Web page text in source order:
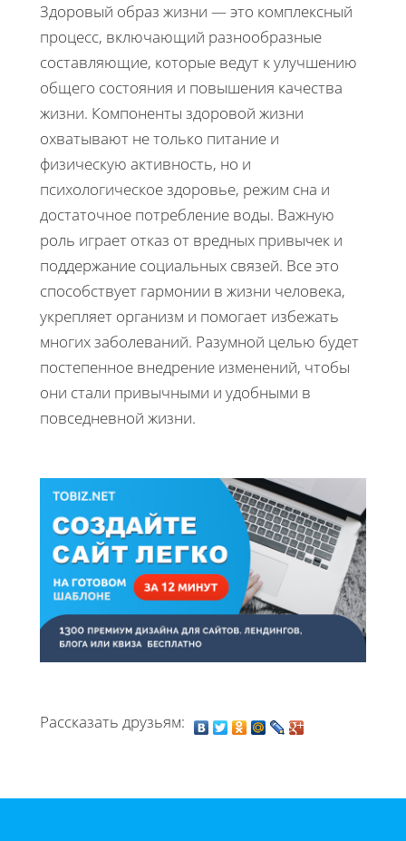
Здоровый образ жизни — это комплексный
процесс, включающий разнообразные
составляющие, которые ведут к улучшению
общего состояния и повышения качества
жизни. Компоненты здоровой жизни
охватывают не только питание и
физическую активность, но и
психологическое здоровье, режим сна и
достаточное потребление воды. Важную
роль играет отказ от вредных привычек и
поддержание социальных связей. Все это
способствует гармонии в жизни человека,
укрепляет организм и помогает избежать
многих заболеваний. Разумной целью будет
постепенное внедрение изменений, чтобы
они стали привычными и удобными в
повседневной жизни.
Рассказать друзьям: